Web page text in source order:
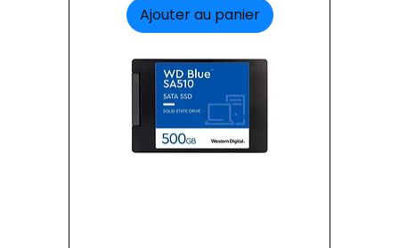
Ajouter au panier